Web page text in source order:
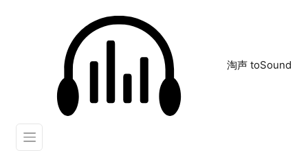
淘声 toSound